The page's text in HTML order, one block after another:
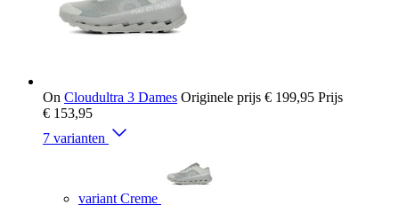
On Cloudultra 3 Dames Originele prijs € 199,95 Prijs
€ 153,95
7 varianten
variant Creme